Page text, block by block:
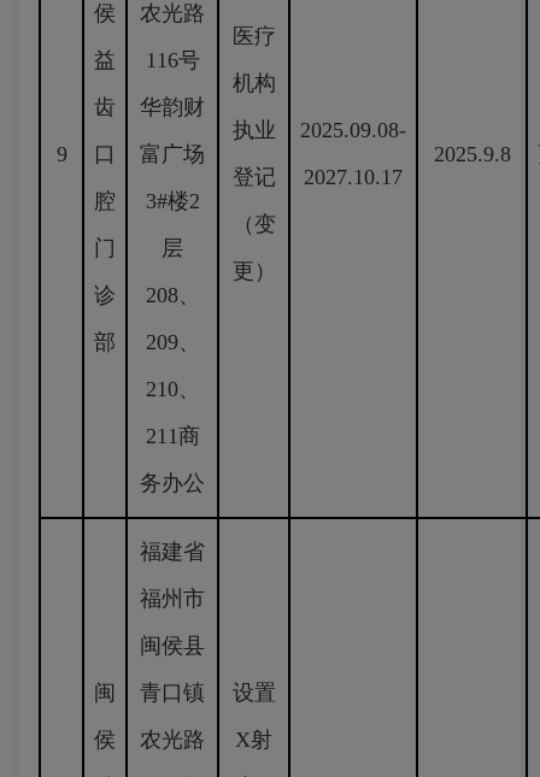
9
侯
益
齿
口
腔
门
诊
部
农光路
116号
华韵财
富广场
3#楼2
层
208、
209、
210、
211商
务办公
医疗
机构
执业
登记
（变
更）
2025.09.08-
2027.10.17
2025.9.8
闽
侯
福建省
福州市
闽侯县
青口镇
农光路
设置
X射